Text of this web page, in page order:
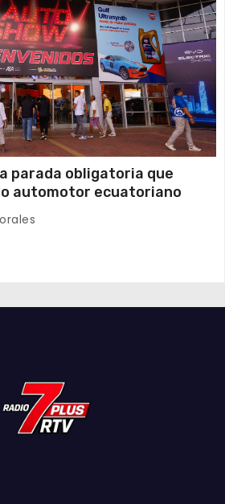
parada obligatoria que
automotor ecuatoriano